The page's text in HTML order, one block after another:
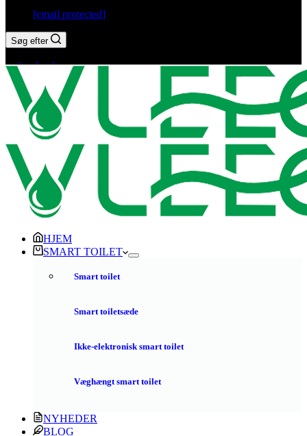
[email protected]
Søg efter
HJEM
SMART TOILET
Smart toilet
Smart toiletsæde
Ikke-elektronisk smart toilet
Væghængt smart toilet
NYHEDER
BLOG